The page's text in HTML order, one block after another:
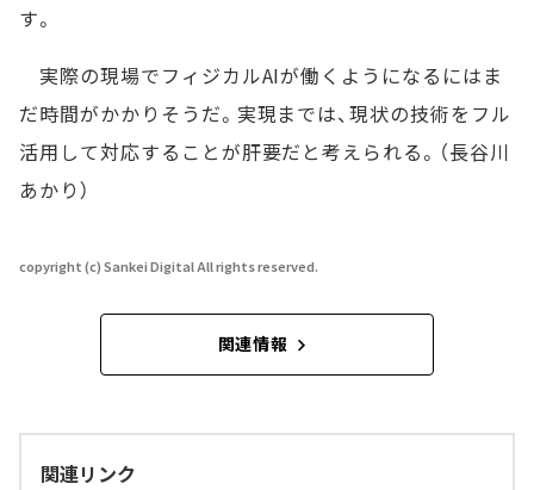
す。
実際の現場でフィジカルAIが働くようになるにはま
だ時間がかかりそうだ。実現までは、現状の技術をフル
活用して対応することが肝要だと考えられる。（長谷川
あかり）
copyright (c) Sankei Digital All rights reserved.
関連情報
関連リンク